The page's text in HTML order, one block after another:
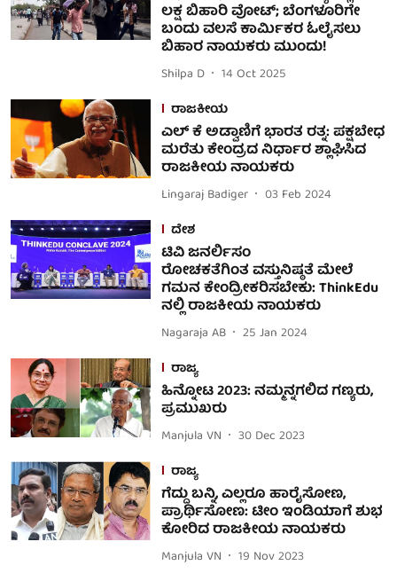
ಲಕ್ಷ ಬಿಹಾರಿ ವೋಟ್; ಬೆಂಗಳೂರಿಗೇ
ಬಂದು ವಲಸೆ ಕಾರ್ಮಿಕರ ಓಲೈಸಲು
ಬಿಹಾರ ನಾಯಕರು ಮುಂದು!
Shilpa D
14 Oct 2025
ರಾಜಕೀಯ
ಎಲ್ ಕೆ ಅಡ್ವಾಣಿಗೆ ಭಾರತ ರತ್ನ: ಪಕ್ಷಬೇಧ
ಮರೆತು ಕೇಂದ್ರದ ನಿರ್ಧಾರ ಶ್ಲಾಘಿಸಿದ
ರಾಜಕೀಯ ನಾಯಕರು
Lingaraj Badiger
03 Feb 2024
ದೇಶ
ಟಿವಿ ಜನರ್ಲಿಸಂ
ರೋಚಕತೆಗಿಂತ ವಸ್ತುನಿಷ್ಠತೆ ಮೇಲೆ
ಗಮನ ಕೇಂದ್ರೀಕರಿಸಬೇಕು: ThinkEdu
ನಲ್ಲಿ ರಾಜಕೀಯ ನಾಯಕರು
Nagaraja AB
25 Jan 2024
ರಾಜ್ಯ
ಹಿನ್ನೋಟ 2023: ನಮ್ಮನ್ನಗಲಿದ ಗಣ್ಯರು,
ಪ್ರಮುಖರು
Manjula VN
30 Dec 2023
ರಾಜ್ಯ
ಗೆದ್ದು ಬನ್ನಿ, ಎಲ್ಲರೂ ಹಾರೈಸೋಣ,
ಪ್ರಾರ್ಥಿಸೋಣ: ಟೀಂ ಇಂಡಿಯಾಗೆ ಶುಭ
ಕೋರಿದ ರಾಜಕೀಯ ನಾಯಕರು
Manjula VN
19 Nov 2023